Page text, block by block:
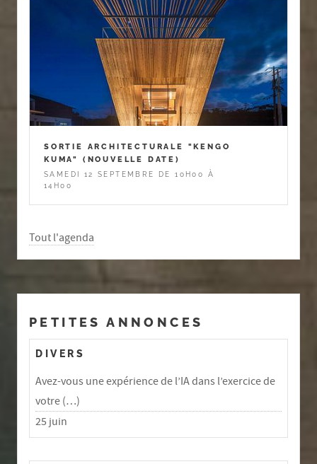
SORTIE ARCHITECTURALE "KENGO
KUMA" (NOUVELLE DATE)
SAMEDI 12 SEPTEMBRE DE 10H00 À
14H00
Tout l'agenda
PETITES ANNONCES
DIVERS
Avez-vous une expérience de l’IA dans l’exercice de
votre (…)
25 juin